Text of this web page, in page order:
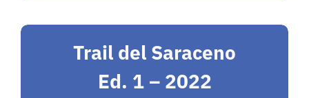
Trail del Saraceno
Ed. 1 – 2022